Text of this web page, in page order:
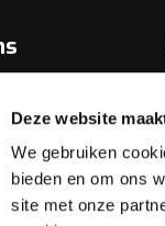
Deze website
We gebruiken
bieden en om ons
site met onze
Biljart